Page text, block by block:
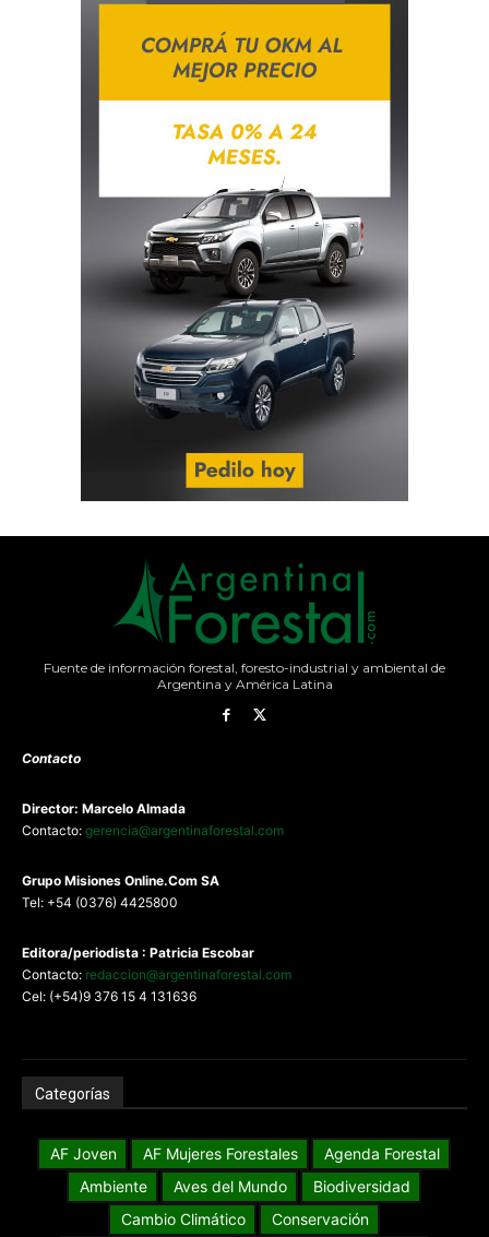
Fuente de información forestal, foresto-industrial y ambiental de
Argentina y América Latina
Contacto
Director: Marcelo Almada
Contacto: gerencia@argentinaforestal.com
Grupo Misiones Online.Com SA
Tel: +54 (0376) 4425800
Editora/periodista : Patricia Escobar
Contacto: redaccion@argentinaforestal.com
Cel: (+54)9 376 15 4 131636
Categorías
AF Joven AF Mujeres Forestales
Agenda Forestal
Ambiente
Aves del Mundo
Biodiversidad
Cambio Climático
Conservación